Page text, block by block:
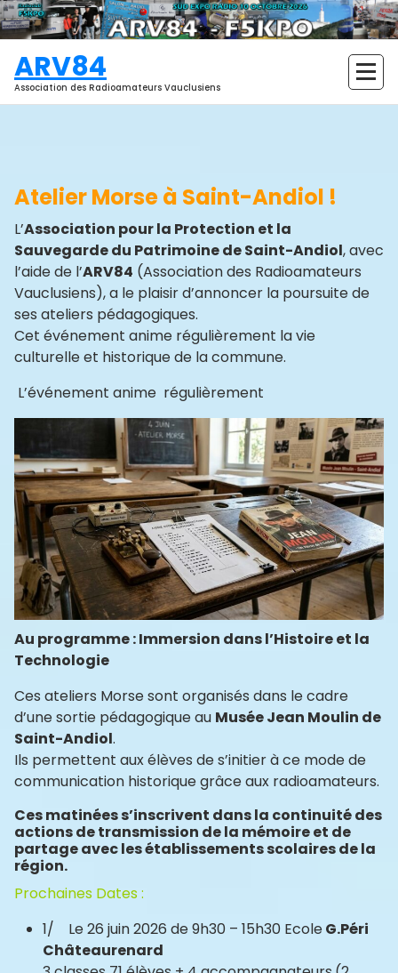
Aller
au
contenu
ARV84
Association des Radioamateurs Vauclusiens
Atelier Morse à Saint-Andiol !
L’Association pour la Protection et la
Sauvegarde du Patrimoine de Saint-Andiol, avec
l’aide de l’ARV84 (Association des Radioamateurs
Vauclusiens), a le plaisir d’annoncer la poursuite de
ses ateliers pédagogiques.
Cet événement anime régulièrement la vie
culturelle et historique de la commune.
L’événement anime régulièrement
Au programme : Immersion dans l’Histoire et la
Technologie
Ces ateliers Morse sont organisés dans le cadre
d’une sortie pédagogique au Musée Jean Moulin de
Saint-Andiol.
Ils permettent aux élèves de s’initier à ce mode de
communication historique grâce aux radioamateurs.
Ces matinées s’inscrivent dans la continuité des
actions de transmission de la mémoire et de
partage avec les établissements scolaires de la
région.
Prochaines Dates :
1/ Le 26 juin 2026 de 9h30 – 15h30 EcoleG.Péri
Châteaurenard